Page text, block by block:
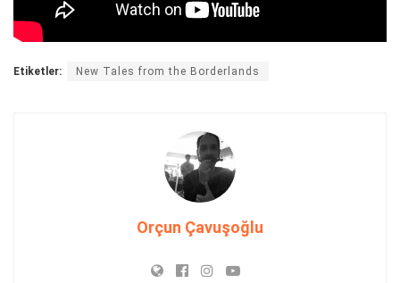
Etiketler: New Tales from the Borderlands
Orçun Çavuşoğlu